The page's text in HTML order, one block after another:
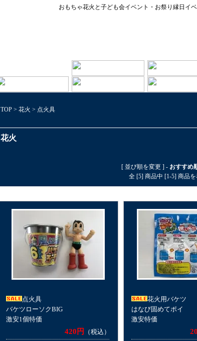
おもちゃ花火と子ども会イベント・お祭り縁日
TOP > 花火 > 点火具
花火
[ 並び順を変更 ] - おすすめ
全 [5] 商品中 [1-5] 商品
点火具
バケツローソクBIG
激安1個特価
420円
（税込）
花火用バケツ
はなび固めてポイ
激安特価